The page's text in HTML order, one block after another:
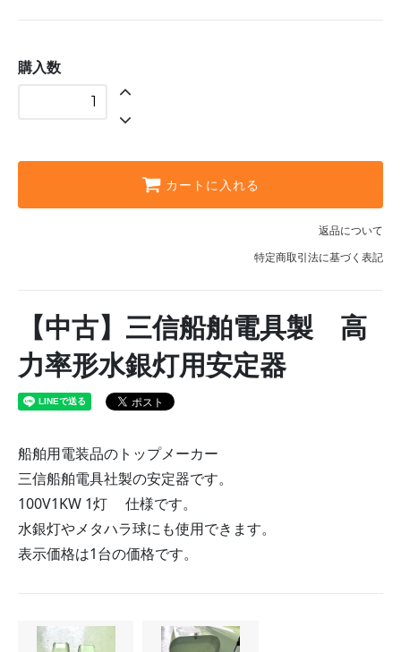
購入数
カートに入れる
返品について
特定商取引法に基づく表記
【中古】三信船舶電具製 高
力率形水銀灯用安定器
船舶用電装品のトップメーカー
三信船舶電具社製の安定器です。
100V1KW 1灯 仕様です。
水銀灯やメタハラ球にも使用できます。
表示価格は1台の価格です。